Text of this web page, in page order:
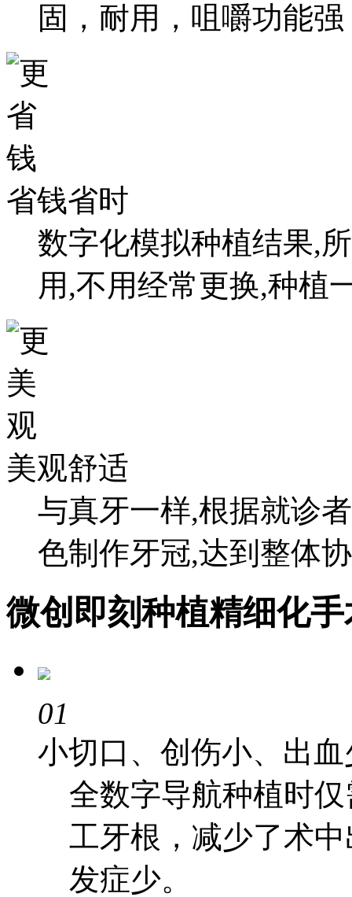
固，耐用，咀嚼功能
省钱省时
数字化模拟种植结果,
用,不用经常更换,种植
美观舒适
与真牙一样,根据就诊
色制作牙冠,达到整体
微创即刻种植精细化
01
小切口、创伤小、出血
全数字导航种植时
工牙根，减少了术
发症少。